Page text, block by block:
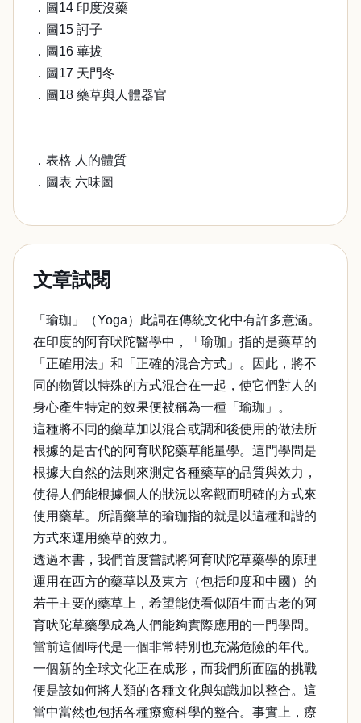
．圖14 印度沒藥
．圖15 訶子
．圖16 蓽拔
．圖17 天門冬
．圖18 藥草與人體器官
．表格 人的體質
．圖表 六味圖
文章試閱
「瑜珈」（Yoga）此詞在傳統文化中有許多意涵。
在印度的阿育吠陀醫學中，「瑜珈」指的是藥草的
「正確用法」和「正確的混合方式」。因此，將不
同的物質以特殊的方式混合在一起，使它們對人的
身心產生特定的效果便被稱為一種「瑜珈」。
這種將不同的藥草加以混合或調和後使用的做法所
根據的是古代的阿育吠陀藥草能量學。這門學問是
根據大自然的法則來測定各種藥草的品質與效力，
使得人們能根據個人的狀況以客觀而明確的方式來
使用藥草。所謂藥草的瑜珈指的就是以這種和諧的
方式來運用藥草的效力。
透過本書，我們首度嘗試將阿育吠陀草藥學的原理
運用在西方的藥草以及東方（包括印度和中國）的
若干主要的藥草上，希望能使看似陌生而古老的阿
育吠陀草藥學成為人們能夠實際應用的一門學問。
當前這個時代是一個非常特別也充滿危險的年代。
一個新的全球文化正在成形，而我們所面臨的挑戰
便是該如何將人類的各種文化與知識加以整合。這
當中當然也包括各種療癒科學的整合。事實上，療